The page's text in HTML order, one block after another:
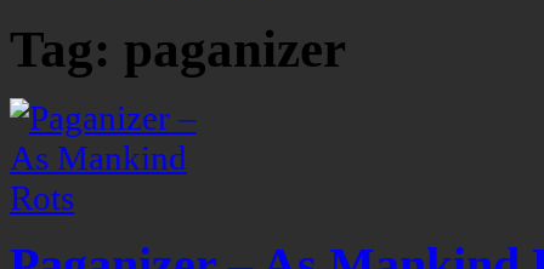
Tag: paganizer